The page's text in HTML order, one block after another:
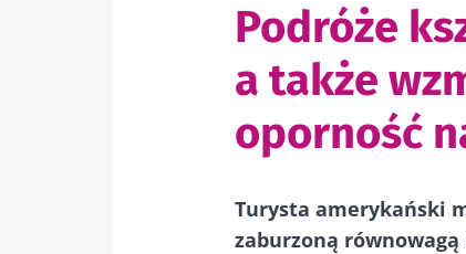
Podróże
a także
oporność
Turysta amerykański
zaburzoną